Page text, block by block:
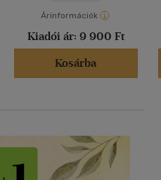
Árinformációk
Kiadói ár: 9 900 Ft
Kosárba